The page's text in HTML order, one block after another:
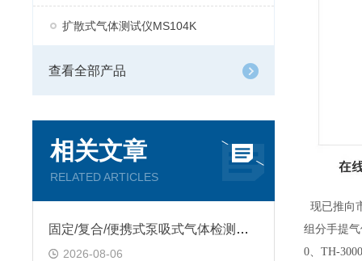
扩散式气体测试仪MS104K
查看全部产品
相关文章
RELATED ARTICLES
固定/复合/便携式泵吸式气体检测仪怎么挑？质量稳定售后靠谱，看逸云天
2026-08-06
现已推向
组分手提
0、TH-